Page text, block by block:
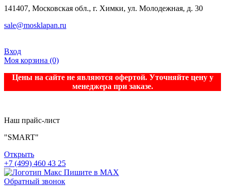
141407, Московская обл., г. Химки, ул. Молодежная, д. 30
sale@mosklapan.ru
Вход
Моя корзина (0)
Цены на сайте не являются офертой. Уточняйте цену у
менеджера при заказе.
Наш прайс-лист
"SMART"
Открыть
+7 (499) 460 43 25
Пишите в MAX
Обратный звонок